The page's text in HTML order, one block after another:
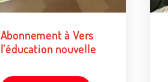
Abonnement à Vers
l’éducation nouvelle